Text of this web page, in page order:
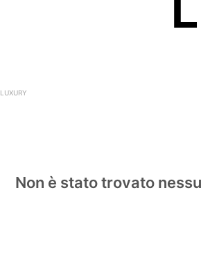
LUXURY
Non è stato trovato